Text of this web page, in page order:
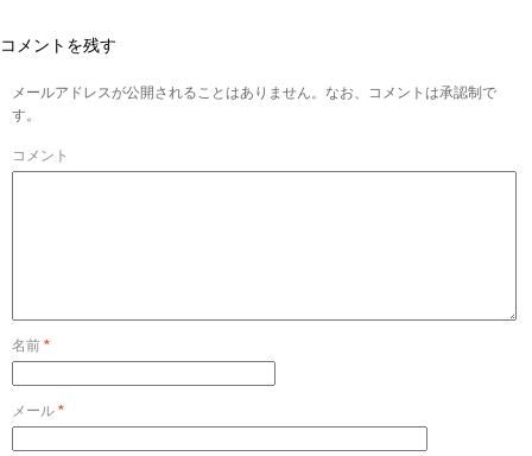
コメントを残す
メールアドレスが公開されることはありません。なお、コメントは承認制で
す。
コメント
名前 *
メール *